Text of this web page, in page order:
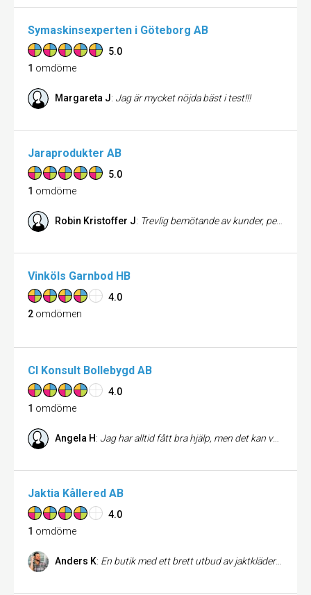
Symaskinsexperten i Göteborg AB
5.0
1 omdöme
Margareta J: Jag är mycket nöjda bäst i test!!!
Jaraprodukter AB
5.0
1 omdöme
Robin Kristoffer J: Trevlig bemötande av kunder, personalen kan sin sak.
Vinköls Garnbod HB
4.0
2 omdömen
Cl Konsult Bollebygd AB
4.0
1 omdöme
Angela H: Jag har alltid fått bra hjälp, men det kan vara lite stressad personal ibland. Men glada är dom iallafall. Man får hjälp med montering av bilstol om man vill.
Jaktia Kållered AB
4.0
1 omdöme
Anders K: En butik med ett brett utbud av jaktkläder och kläder för vildmark. Har riktigt bra märken men något oinspirerad personal, dock väldigt kunnig. Den stora vinsten i denna butiken är att det faktiskt finns en hel del olika kläder att välja mellan och att personalen är kunnig. Priserna är helt OK.